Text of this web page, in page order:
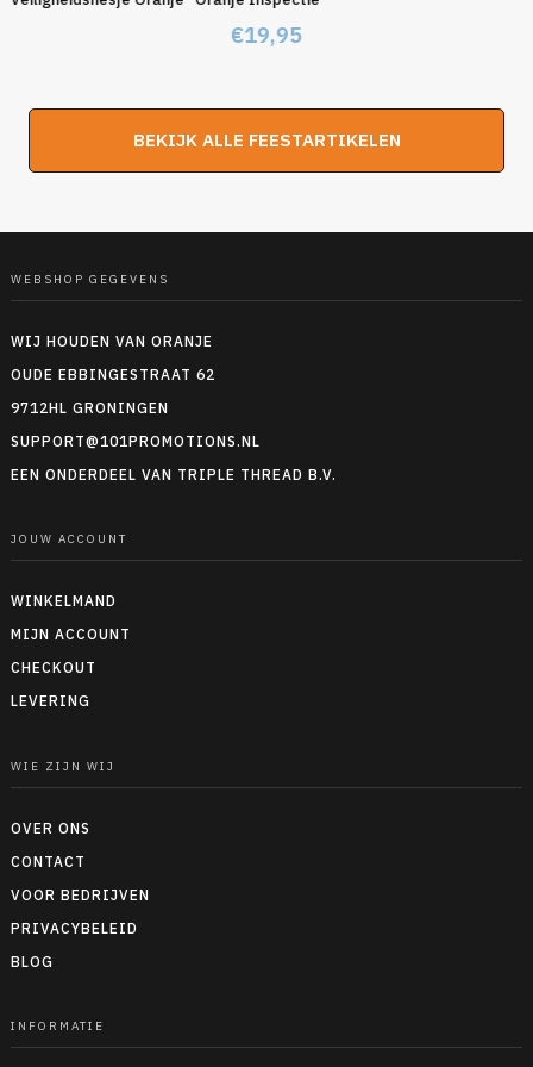
€19,95
BEKIJK ALLE FEESTARTIKELEN
WEBSHOP GEGEVENS
WIJ HOUDEN VAN ORANJE
OUDE EBBINGESTRAAT 62
9712HL GRONINGEN
SUPPORT@101PROMOTIONS.NL
EEN ONDERDEEL VAN TRIPLE THREAD B.V.
JOUW ACCOUNT
WINKELMAND
MIJN ACCOUNT
CHECKOUT
LEVERING
WIE ZIJN WIJ
OVER ONS
CONTACT
VOOR BEDRIJVEN
PRIVACYBELEID
BLOG
INFORMATIE